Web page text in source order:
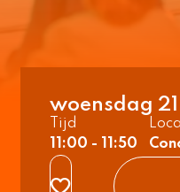
woensdag
Tijd
11:00 - 11:50